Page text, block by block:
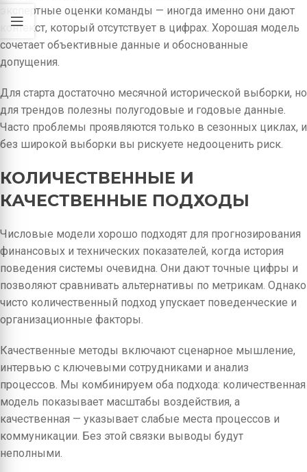
экспертные оценки команды — иногда именно они дают
контекст, который отсутствует в цифрах. Хорошая модель
сочетает объективные данные и обоснованные
допущения.
Для старта достаточно месячной исторической выборки, но
для трендов полезны полугодовые и годовые данные.
Часто проблемы проявляются только в сезонных циклах, и
без широкой выборки вы рискуете недооценить риск.
КОЛИЧЕСТВЕННЫЕ И
КАЧЕСТВЕННЫЕ ПОДХОДЫ
Числовые модели хорошо подходят для прогнозирования
финансовых и технических показателей, когда история
поведения системы очевидна. Они дают точные цифры и
позволяют сравнивать альтернативы по метрикам. Однако
чисто количественный подход упускает поведенческие и
организационные факторы.
Качественные методы включают сценарное мышление,
интервью с ключевыми сотрудниками и анализ
процессов. Мы комбинируем оба подхода: количественная
модель показывает масштабы воздействия, а
качественная — указывает слабые места процессов и
коммуникации. Без этой связки выводы будут
неполными.